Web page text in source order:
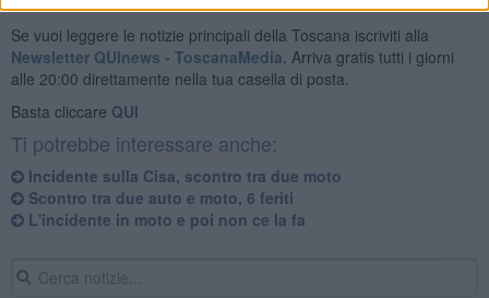
Se vuoi leggere le notizie principali della Toscana iscriviti alla
Newsletter QUInews - ToscanaMedia. Arriva gratis tutti i giorni
alle 20:00 direttamente nella tua casella di posta.
Basta cliccare QUI
Ti potrebbe interessare anche:
Incidente sulla Cisa, scontro tra due moto
Scontro tra due auto e moto, 6 feriti
L'incidente in moto e poi non ce la fa